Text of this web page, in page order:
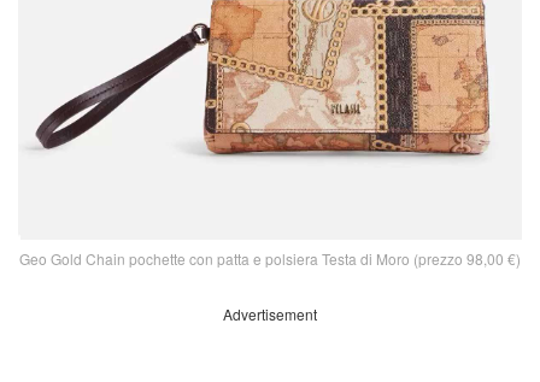
Geo Gold Chain pochette con patta e polsiera Testa di Moro (prezzo 98,00 €)
Advertisement